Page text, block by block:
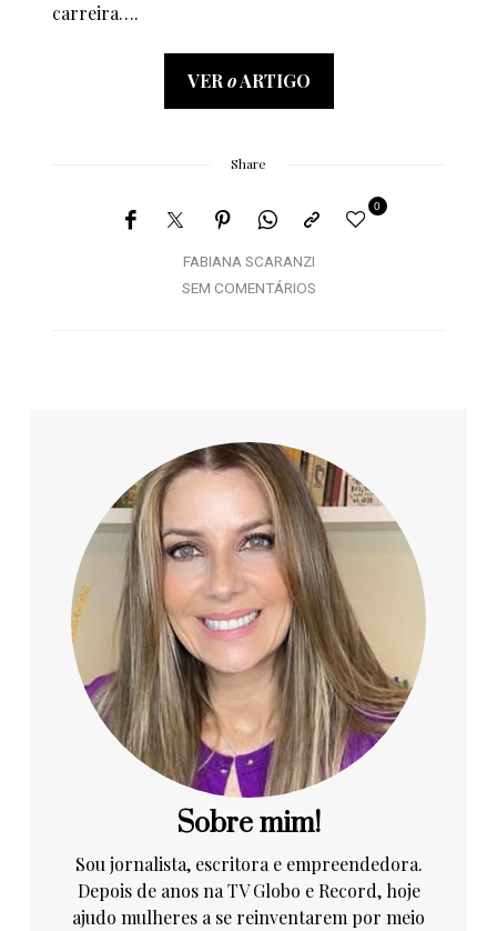
carreira….
VERoARTIGO
Share
FABIANA SCARANZI
0
SEM COMENTÁRIOS
Sobre mim!
Sou jornalista, escritora e empreendedora.
Depois de anos na TV Globo e Record, hoje
ajudo mulheres a se reinventarem por meio